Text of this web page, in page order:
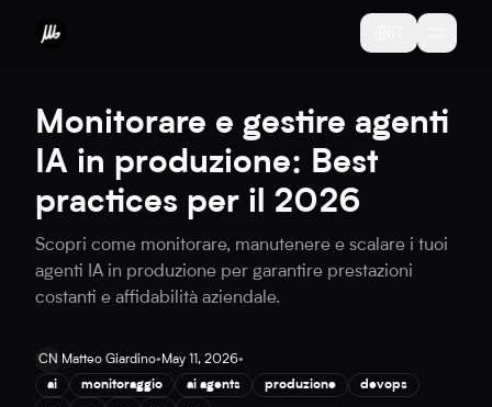
Monitorare e gestire agenti
IA in produzione: Best
practices per il 2026
Scopri come monitorare, manutenere e scalare i tuoi
agenti IA in produzione per garantire prestazioni
costanti e affidabilità aziendale.
CN Matteo Giardino• May 11, 2026•
ai
monitoraggio ai agents produzione devops